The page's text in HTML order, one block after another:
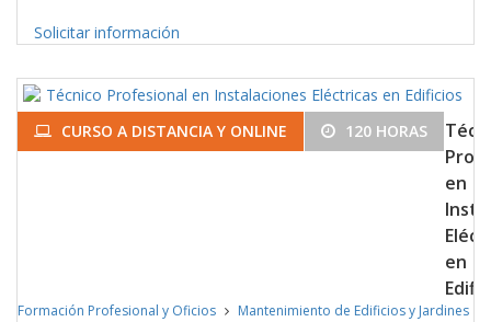
Solicitar información
CURSO A DISTANCIA Y ONLINE 120 HORAS
en
en
Formación Profesional y Oficios Mantenimiento de Edificios y Jardines